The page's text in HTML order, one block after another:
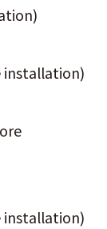
installation)
installation)